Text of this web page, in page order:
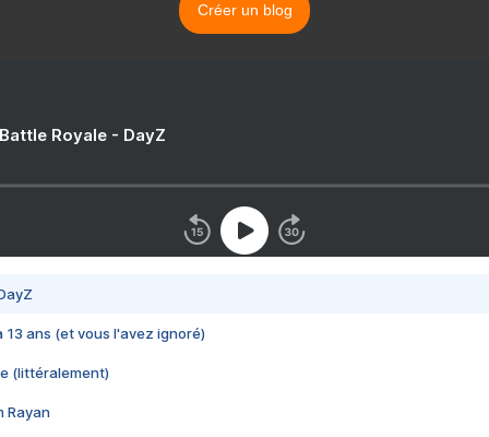
Créer un blog
Royale - DayZ
13 ans (et vous l'avez ignoré)
(littéralement)
Rayan